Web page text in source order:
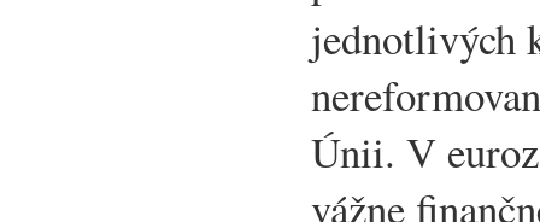
jednotlivých
Únii. V
vážne